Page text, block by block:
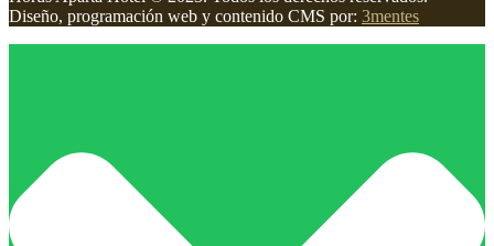
Diseño, programación web y contenido CMS por: 3mentes